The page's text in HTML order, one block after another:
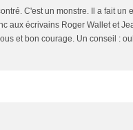
C'est un monstre. Il a fait un
aux écrivains Roger Wallet et
et bon courage. Un conseil :